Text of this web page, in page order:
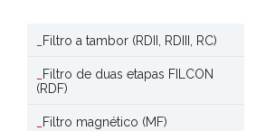
Filtro a tambor (RDII, RDIII, RC)
Filtro de duas etapas FILCON
(RDF)
Filtro magnético (MF)